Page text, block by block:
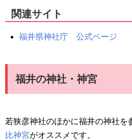
関連サイト
福井県神社庁 公式ページ
福井の神社・神宮
若狭彦神社のほかに福井の神社を
比神宮がオススメです。